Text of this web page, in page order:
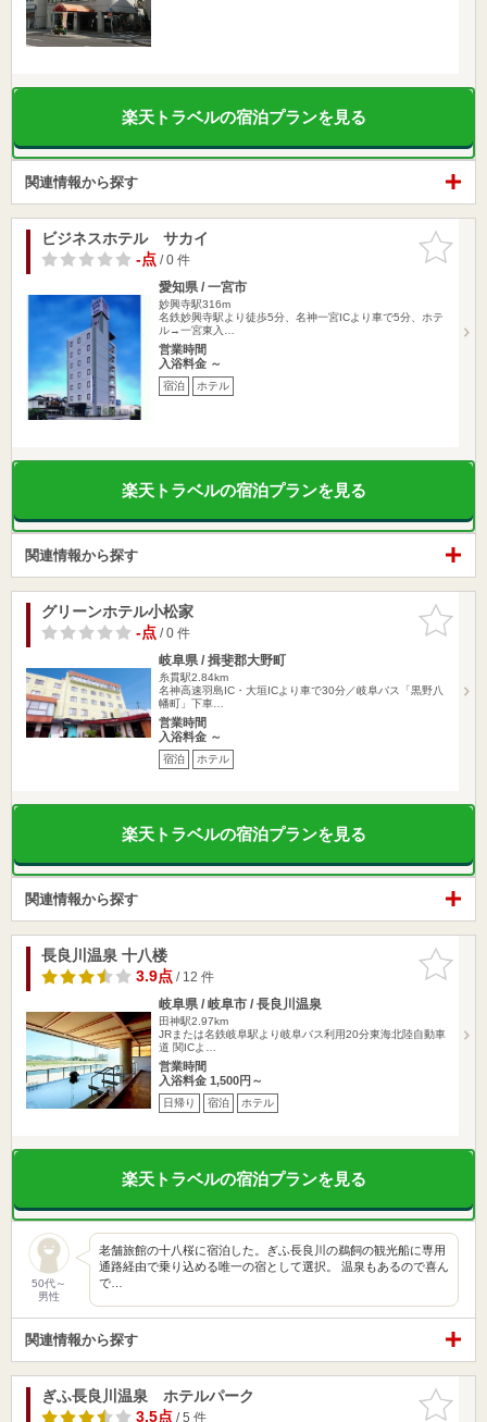
楽天トラベルの宿泊プランを見る
関連情報から探す
お気に入
りに追加
ビジネスホテル サカイ
-点/ 0 件
愛知県 / 一宮市
妙興寺駅316m
名鉄妙興寺駅より徒歩5分、名神一宮ICより車で5分、ホテ
ル→一宮東入…
営業時間
入浴料金 ～
宿泊 ホテル
楽天トラベルの宿泊プランを見る
関連情報から探す
お気に入
りに追加
グリーンホテル小松家
-点/ 0 件
岐阜県 / 揖斐郡大野町
糸貫駅2.84km
名神高速羽島IC・大垣ICより車で30分／岐阜バス「黒野八
幡町」下車…
営業時間
入浴料金 ～
宿泊 ホテル
楽天トラベルの宿泊プランを見る
関連情報から探す
お気に入
りに追加
長良川温泉 十八楼
3.9点/ 12 件
岐阜県 / 岐阜市 / 長良川温泉
田神駅2.97km
JRまたは名鉄岐阜駅より岐阜バス利用20分東海北陸自動車
道 関ICよ…
営業時間
入浴料金 1,500円～
日帰り 宿泊 ホテル
楽天トラベルの宿泊プランを見る
50代～
男性
老舗旅館の十八桜に宿泊した。ぎふ長良川の鵜飼の観光船に専用
通路経由で乗り込める唯一の宿として選択。 温泉もあるので喜ん
で…
関連情報から探す
お気に入
りに追加
ぎふ長良川温泉 ホテルパーク
3.5点/ 5 件